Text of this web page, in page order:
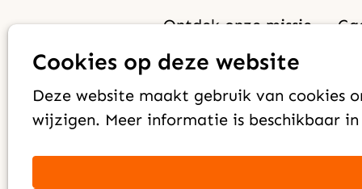
Cookies op deze website
Deze website maakt gebruik van cookies
wijzigen. Meer informatie is beschikbaar
Ontdek onze missie
Uitdagingen van een
twintiger die Jezus
volgt